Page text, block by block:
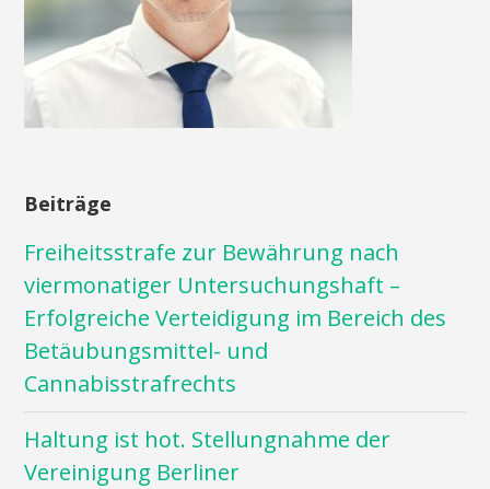
Beiträge
Freiheitsstrafe zur Bewährung nach
viermonatiger Untersuchungshaft –
Erfolgreiche Verteidigung im Bereich des
Betäubungsmittel- und
Cannabisstrafrechts
Haltung ist hot. Stellungnahme der
Vereinigung Berliner